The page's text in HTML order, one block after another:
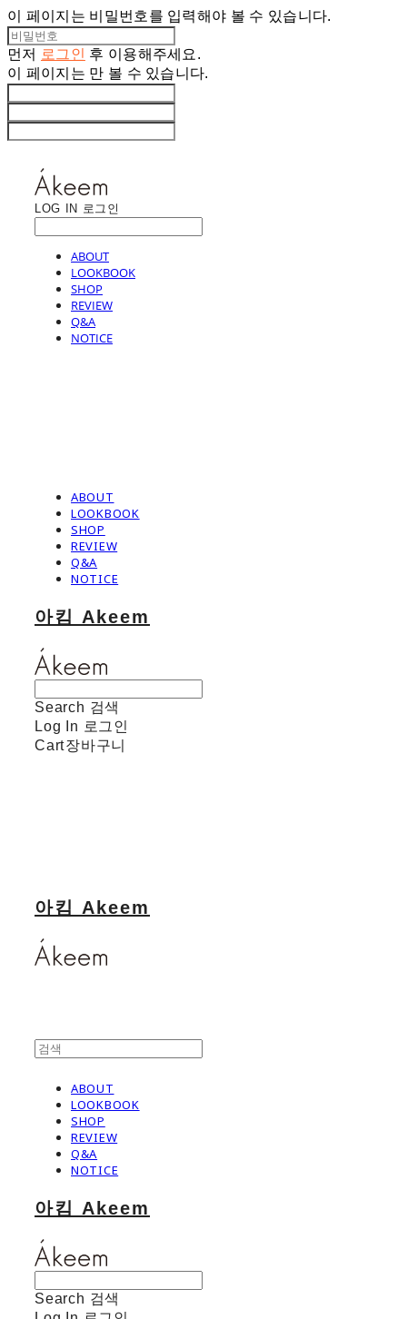
이 페이지는 비밀번호를 입력해야 볼 수 있습니다.
먼저 로그인 후 이용해주세요.
이 페이지는 만 볼 수 있습니다.
LOG IN 로그인
ABOUT
LOOKBOOK
SHOP
REVIEW
Q&A
NOTICE
ABOUT
LOOKBOOK
SHOP
REVIEW
Q&A
NOTICE
아킴 Akeem
Search 검색
Log In 로그인
Cart장바구니
아킴 Akeem
ABOUT
LOOKBOOK
SHOP
REVIEW
Q&A
NOTICE
아킴 Akeem
Search 검색